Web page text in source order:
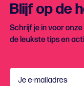
Blijf op de
Schrijf je in voor
de leukste tips en
Je e-mailadres